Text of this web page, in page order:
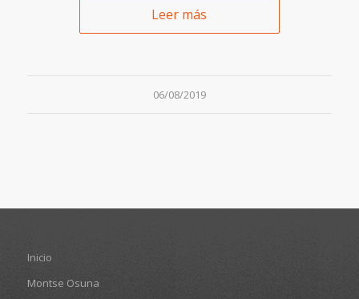
Leer más
06/08/2019
Inicio
Montse Osuna